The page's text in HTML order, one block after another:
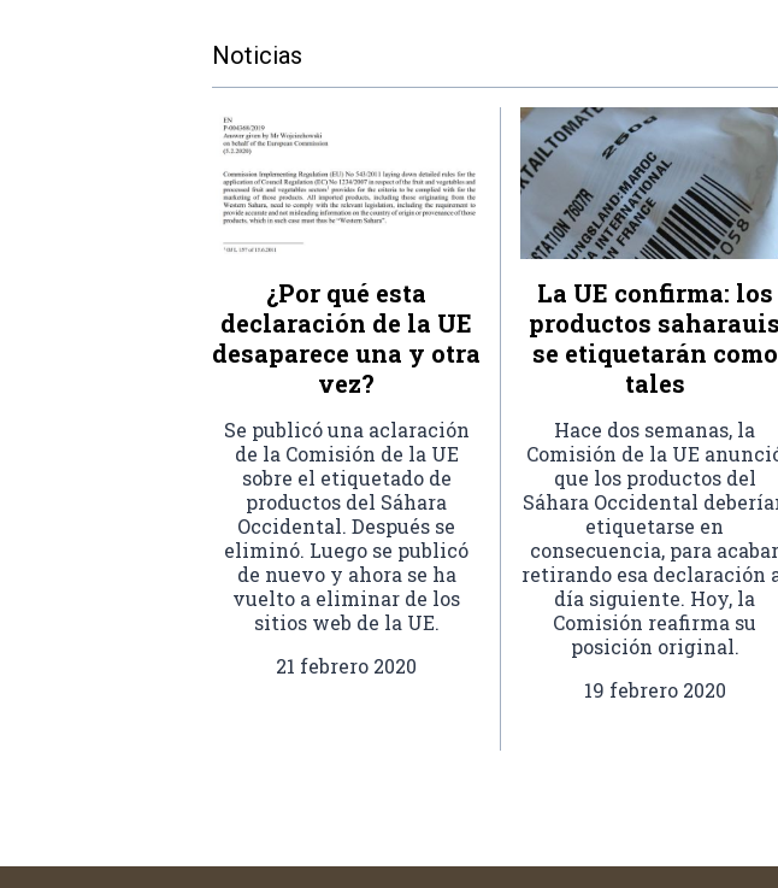
Noticias
¿Por qué esta
declaración de la UE
desaparece una y otra
vez?
Se publicó una aclaración
de la Comisión de la UE
sobre el etiquetado de
productos del Sáhara
Occidental. Después se
eliminó. Luego se publicó
de nuevo y ahora se ha
vuelto a eliminar de los
sitios web de la UE.
21 febrero 2020
La UE confirma: los
productos saharauis
se etiquetarán como
tales
Hace dos semanas, la
Comisión de la UE
que los productos del
Sáhara Occidental
etiquetarse en
consecuencia, para acabar
retirando esa declaración
día siguiente. Hoy, la
Comisión reafirma su
posición original.
19 febrero 2020